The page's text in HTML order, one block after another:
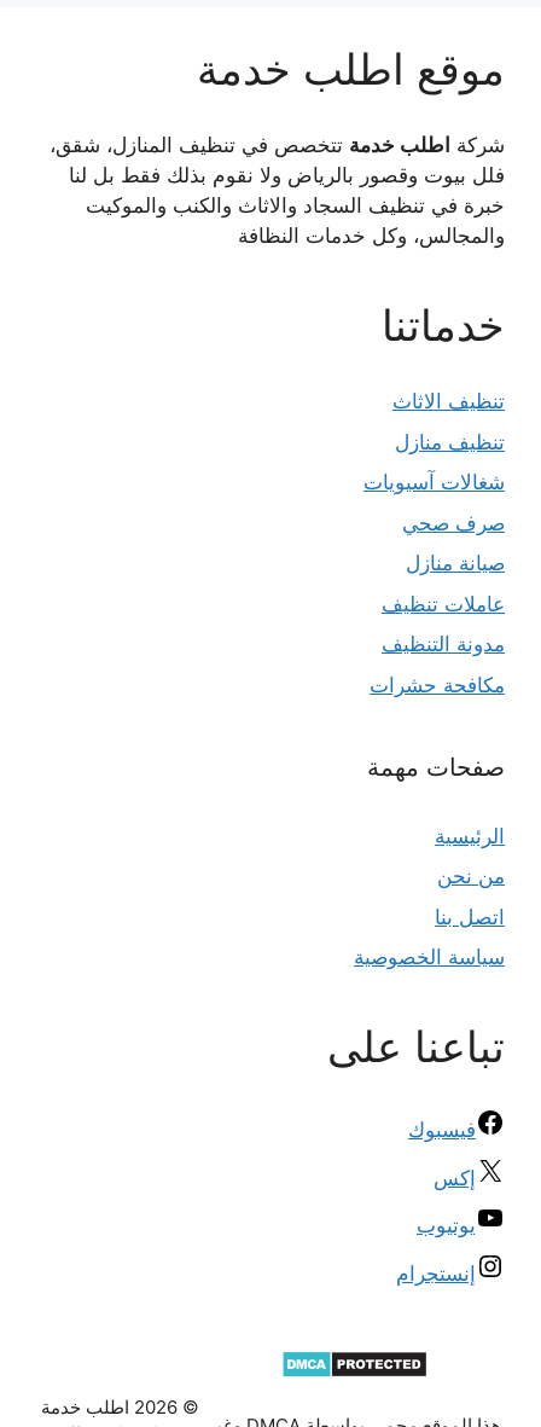
موقع اطلب خدمة
شركة اطلب خدمة تتخصص في تنظيف المنازل، شقق،
فلل بيوت وقصور بالرياض ولا نقوم بذلك فقط بل لنا
خبرة في تنظيف السجاد والاثاث والكنب والموكيت
والمجالس، وكل خدمات النظافة
خدماتنا
تنظيف الاثاث
تنظيف منازل
شغالات آسيويات
صرف صحي
صيانة منازل
عاملات تنظيف
مدونة التنظيف
مكافحة حشرات
صفحات مهمة
الرئيسية
من نحن
اتصل بنا
سياسة الخصوصية
تباعنا على
فيسبوك
إكس
يوتيوب
إنستجرام
© 2026 اطلب خدمة